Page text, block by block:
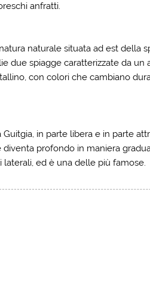
anfratti.
naturale situata ad est della
due spiagge caratterizzate da un
con colori che cambiano
in parte libera e in parte
profondo in maniera
laterali, ed è una delle più famose.